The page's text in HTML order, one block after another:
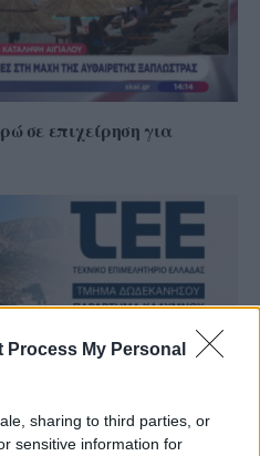
Process My Personal
sharing to third parties, or
sensitive information for
σε επιχείρηση για